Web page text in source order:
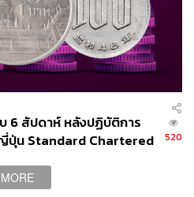
6 สัปดาห์ หลังปฏิบัติการ
ปุ่น Standard Chartered
520
MORE